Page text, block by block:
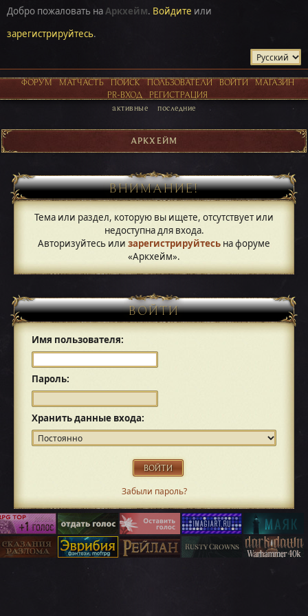
Добро пожаловать наАркхейм. Войдите или
зарегистрируйтесь.
ФОРУМ МАТЧАСТЬ ПОИСК ПОЛЬЗОВАТЕЛИ ВОЙТИ
МАГАЗИН
PR-ВХОД
РЕГИСТРАЦИЯ
активные последние
АРКХЕЙМ
ВНИМАНИЕ!
Тема или раздел, которую вы ищете, отсутствует или
недоступна для входа.
Авторизуйтесь или зарегистрируйтесь на форуме
«Аркхейм».
ВОЙТИ
Имя пользователя:
Пароль:
Хранить данные входа:
Забыли пароль?